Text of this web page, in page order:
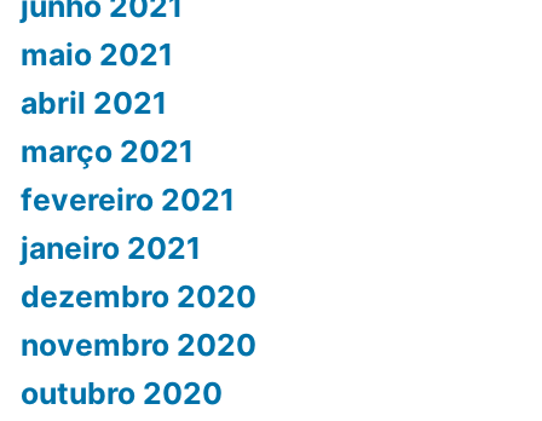
maio 2021
abril 2021
março 2021
fevereiro 2021
janeiro 2021
dezembro 2020
novembro 2020
outubro 2020